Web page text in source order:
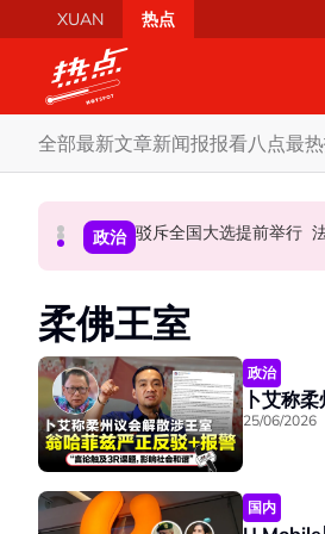
Skip to main content
XUAN 热点
全部最新文章新闻报报看八点最
国际 AI
政治
政治
柔佛王室
政治
25/06/2026
国内